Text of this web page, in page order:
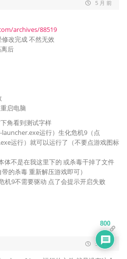
5 月 前
archives/88519
改完成 不然无效
后
启电脑
角看到测试字样
运行）生化危机9（点
运行）就可以运行了（不要点游戏图标
体不是在我这里下的 或杀毒干掉了文件
的杀毒 重新解压游戏即可）
机9不需要驱动 点了会提示开启失败
5 月 前
800